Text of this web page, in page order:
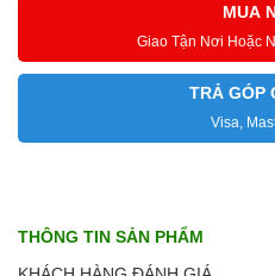
MUA
Giao Tận Nơi Hoặc
TRẢ GÓP
Visa,
THÔNG TIN SẢN PHẨM